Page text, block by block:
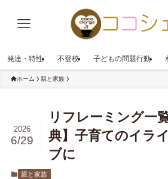
発達・特性 不登校 子どもの問題行動
ホーム 親と家族
リフレーミング一
典】子育てのイラ
ブに
2026
6/29
親と家族